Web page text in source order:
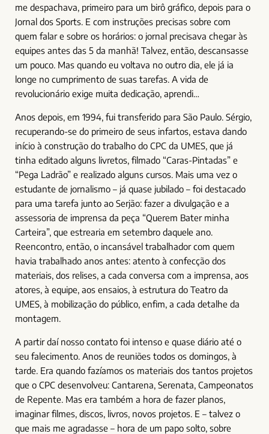
me despachava, primeiro para um birô gráfico, depois para o
Jornal dos Sports. E com instruções precisas sobre com
quem falar e sobre os horários: o jornal precisava chegar às
equipes antes das 5 da manhã! Talvez, então, descansasse
um pouco. Mas quando eu voltava no outro dia, ele já ia
longe no cumprimento de suas tarefas. A vida de
revolucionário exige muita dedicação, aprendi…
Anos depois, em 1994, fui transferido para São Paulo. Sérgio,
recuperando-se do primeiro de seus infartos, estava dando
início à construção do trabalho do CPC da UMES, que já
tinha editado alguns livretos, filmado “Caras-Pintadas” e
“Pega Ladrão” e realizado alguns cursos. Mais uma vez o
estudante de jornalismo – já quase jubilado – foi destacado
para uma tarefa junto ao Serjão: fazer a divulgação e a
assessoria de imprensa da peça “Querem Bater minha
Carteira”, que estrearia em setembro daquele ano.
Reencontro, então, o incansável trabalhador com quem
havia trabalhado anos antes: atento à confecção dos
materiais, dos relises, a cada conversa com a imprensa, aos
atores, à equipe, aos ensaios, à estrutura do Teatro da
UMES, à mobilização do público, enfim, a cada detalhe da
montagem.
A partir daí nosso contato foi intenso e quase diário até o
seu falecimento. Anos de reuniões todos os domingos, à
tarde. Era quando fazíamos os materiais dos tantos projetos
que o CPC desenvolveu: Cantarena, Serenata, Campeonatos
de Repente. Mas era também a hora de fazer planos,
imaginar filmes, discos, livros, novos projetos. E – talvez o
que mais me agradasse – hora de um papo solto, sobre